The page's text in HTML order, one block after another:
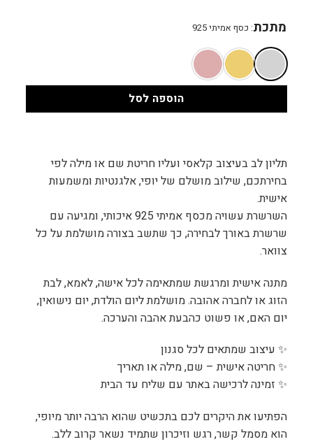
מתכת: כסף אמיתי 925
הוספה לסל
תליון לב בעיצוב קלאסי ועליו חריטת שם או מילה לפי
בחירתכם, שילוב מושלם של יופי, אלגנטיות ומשמעות
אישית.
השרשרת עשויה מכסף אמיתי 925 איכותי, ומגיעה עם
שרשרת באורך לבחירה, כך שתשב בצורה מושלמת על כל
צוואר.
מתנה אישית ומרגשת שמתאימה לכל אישה, לאמא, לבת
הזוג או לחברה אהובה. מושלמת ליום הולדת, יום נישואין,
יום האם, או פשוט כהבעת אהבה והערכה.
✨ עיצוב שמתאים לכל סגנון
✨ חריטה אישית – שם, מילה או תאריך
✨ זמינה לרכישה באתר עם שליח עד הבית
הפתיעו את היקרים לכם בתכשיט שהוא הרבה יותר מיופי,
הוא מסמל קשר, רגש וזיכרון שתמיד נשאר קרוב ללב.